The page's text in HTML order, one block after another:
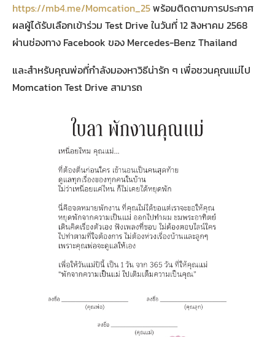
https://mb4.me/Momcation_25พร้อมติดตามการประกาศ
ผลผู้ได้รับเลือกเข้าร่วม Test Drive ในวันที่ 12 สิงหาคม 2568
ผ่านช่องทาง Facebook ของ Mercedes-Benz Thailand
และสำหรับคุณพ่อที่กำลังมองหาวิธีน่ารัก ๆ เพื่อชวนคุณแม่ไป
Momcation Test Drive สามารถ